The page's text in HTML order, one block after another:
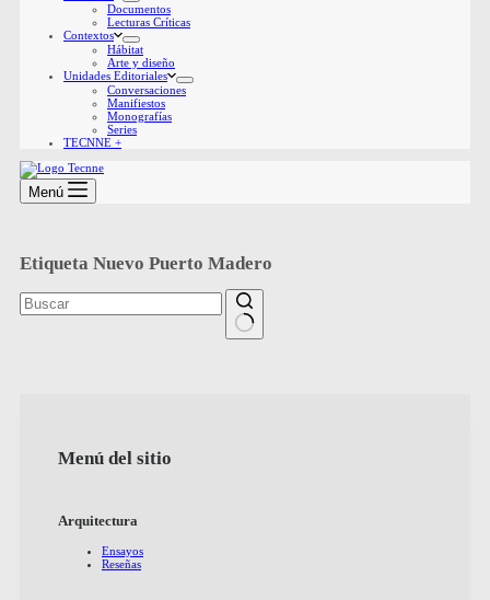
Documentos
Lecturas Críticas
Contextos
Hábitat
Arte y diseño
Unidades Editoriales
Conversaciones
Manifiestos
Monografías
Series
TECNNE +
Menú
Etiqueta Nuevo Puerto Madero
Menú del sitio
Arquitectura
Ensayos
Reseñas